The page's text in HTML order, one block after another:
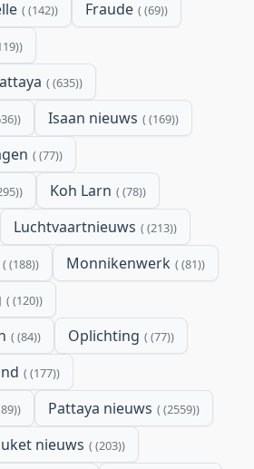
(142) Fraude (69)
(635)
Isaan nieuws (169)
(77)
Koh Larn (78)
Luchtvaartnieuws (213)
(188) Monnikenwerk (81)
(120)
(84) Oplichting (77)
(177)
Pattaya nieuws (2559)
nieuws (203)